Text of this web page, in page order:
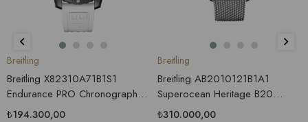
Breitling
Breitling X82310A71B1S1
Endurance PRO Chronograph
Erkek Saati
₺194.300,00
Breitling
Breitling AB2010121B1A1
Superocean Heritage B20
Automatic 42 Erkek Kol Saati
₺310.000,00